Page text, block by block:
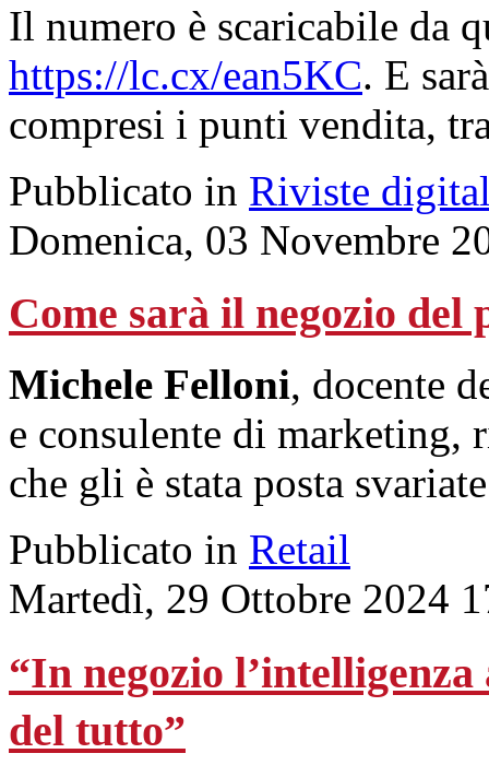
Il numero è scaricabile da
https://lc.cx/ean5KC. E
compresi i punti vendita,
Pubblicato in Riviste
Domenica, 03 Novembre
Come sarà il negozio del
Michele Felloni, docente
e consulente di marketing,
che gli è stata posta
Pubblicato in Retail
Martedì, 29 Ottobre 2024
“In negozio
del tutto”